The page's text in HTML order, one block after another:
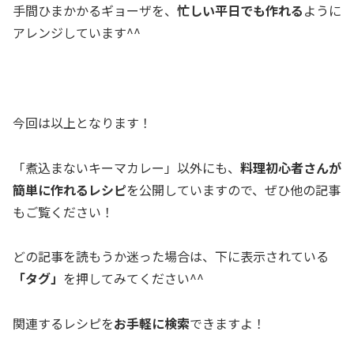
手間ひまかかるギョーザを、 忙しい平日でも作れるように
アレンジしています^^
今回は以上となります！
「煮込まないキーマカレー」以外にも、 料理初心者さんが
簡単に作れるレシピを公開していますので、ぜひ他の記事
もご覧ください！
どの記事を読もうか迷った場合は、下に表示されている
「タグ」 を押してみてください^^
関連するレシピをお手軽に検索できますよ！